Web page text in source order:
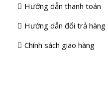
Hướng dẫn thanh toán
Hướng dẫn đổi trả hàng
Chính sách giao hàng